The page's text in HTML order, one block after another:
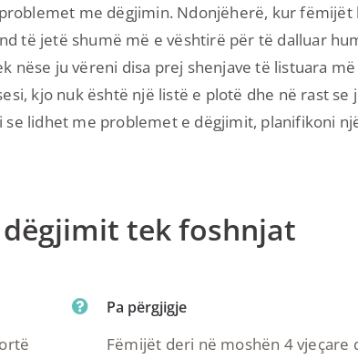
me dëgjimin. Ndonjëherë, kur fëmijët
të jetë shumë më e vështirë për të dalluar
nëse ju vëreni disa prej shenjave të listuara
kjo nuk është një listë e plotë dhe në rast se
lidhet me problemet e dëgjimit, planifikoni
dëgjimit tek foshnjat
Pa përgjigje
Fëmijët deri në moshën 4 vjeçare